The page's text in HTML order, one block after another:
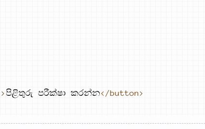
>පිළිතුරු පරීක්ෂා කරන්න</button>